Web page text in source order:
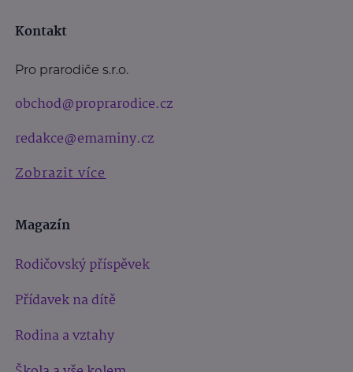
Kontakt
Pro prarodiče s.r.o.
obchod@proprarodice.cz
redakce@emaminy.cz
Zobrazit více
Magazín
Rodičovský příspěvek
Přídavek na dítě
Rodina a vztahy